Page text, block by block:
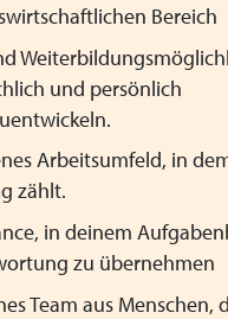
Bereich
und persönlich
Arbeitsumfeld, in
zählt.
in deinem
zu übernehmen
Team aus Menschen,